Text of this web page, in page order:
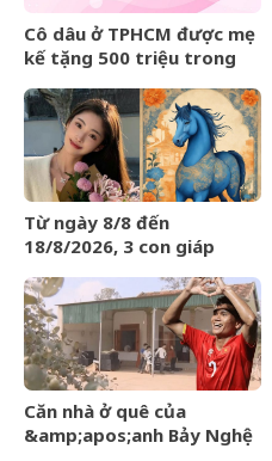
Cô dâu ở TPHCM được mẹ
kế tặng 500 triệu trong
‘gây sốt’
Từ ngày 8/8 đến
18/8/2026, 3 con giáp
HIẾM CÓ, tiền bạc tự động
kéo về
Căn nhà ở quê của
&amp;apos;anh Bảy Nghệ